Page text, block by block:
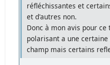
réfléchissantes et
et d'autres non.
Donc à mon avis pour
polarisant a une
champ mais certains